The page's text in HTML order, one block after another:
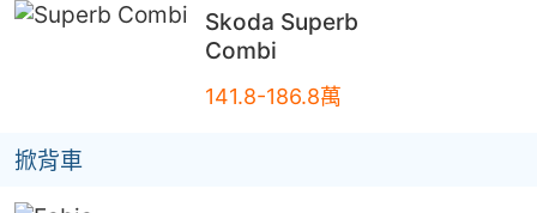
Skoda Superb
Combi
141.8-186.8萬
掀背車